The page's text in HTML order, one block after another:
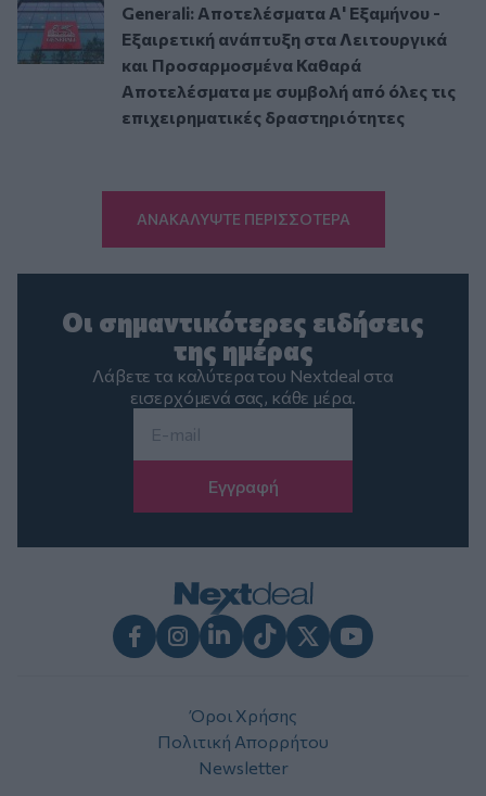
Generali: Αποτελέσματα Α' Εξαμήνου -
Εξαιρετική ανάπτυξη στα Λειτουργικά
και Προσαρμοσμένα Καθαρά
Αποτελέσματα με συμβολή από όλες τις
επιχειρηματικές δραστηριότητες
ΑΝΑΚΑΛΥΨΤΕ ΠΕΡΙΣΣΟΤΕΡΑ
Οι σημαντικότερες ειδήσεις
της ημέρας
Λάβετε τα καλύτερα του Nextdeal στα
εισερχόμενά σας, κάθε μέρα.
Όροι Χρήσης
Πολιτική Απορρήτου
Newsletter